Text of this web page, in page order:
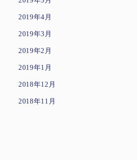
2019年4月
2019年3月
2019年2月
2019年1月
2018年12月
2018年11月